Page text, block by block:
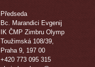
Předseda
Bc. Marandici Evgenij
IK ČMP Zimbru Olymp
Toužimská 108/39,
Praha 9, 197 00
+420 773 095 315